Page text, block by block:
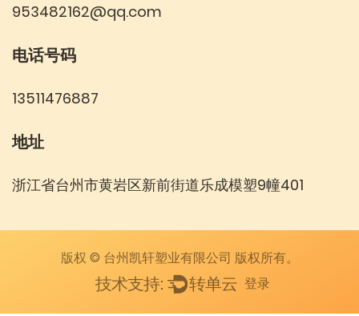
953482162@qq.com
电话号码
13511476887
地址
浙江省台州市黄岩区新前街道乐成模塑9幢401
版权 © 台州凯轩塑业有限公司 版权所有。
登录